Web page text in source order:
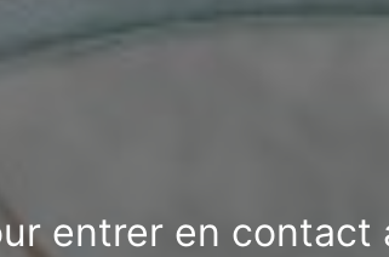
entrer en